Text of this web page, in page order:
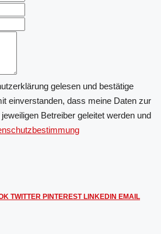
gelesen und bestätige
einverstanden, dass meine Daten zur
Betreiber geleitet werden und
TWITTER PINTERESTLINKEDIN EMAIL